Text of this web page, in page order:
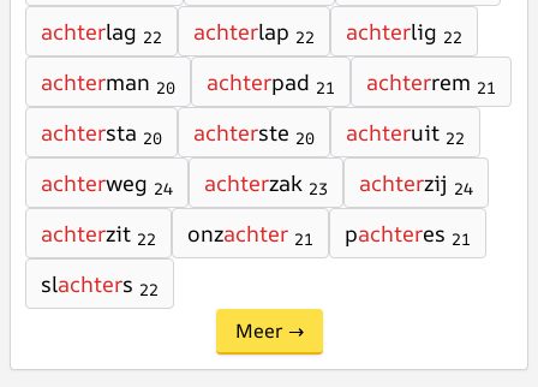
achterlag 22 achterlap 22 achterlig 22
achterman 20 achterpad 21 achterrem 21
achtersta 20 achterste 20 achteruit 22
achterweg 24 achterzak 23 achterzij 24
achterzit 22 onzachter 21 pachteres 21
slachters 22
Meer →